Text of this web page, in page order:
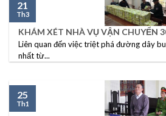
KHÁM XÉT NHÀ VỤ VẬN CHUYỂN
Liên quan đến việc triệt phá đường dây
nhất từ...
21
Th3
25
Th1